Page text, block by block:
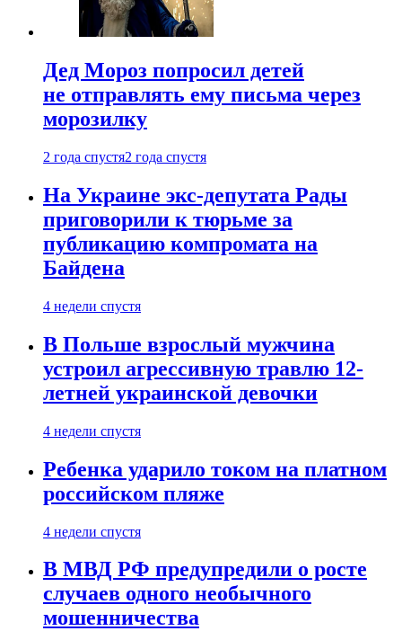
Дед Мороз попросил детей
не отправлять ему письма через
морозилку
2 года спустя2 года спустя
На Украине экс-депутата Рады
приговорили к тюрьме за
публикацию компромата на
Байдена
4 недели спустя
В Польше взрослый мужчина
устроил агрессивную травлю 12-
летней украинской девочки
4 недели спустя
Ребенка ударило током на платном
российском пляже
4 недели спустя
В МВД РФ предупредили о росте
случаев одного необычного
мошенничества